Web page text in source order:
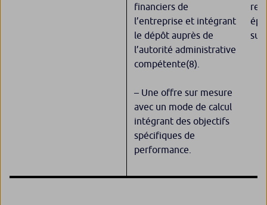
financiers de
l’entreprise et intégrant
le dépôt auprès de
l’autorité administrative
compétente(8)
– Une offre sur mesure
avec un mode de calcul
intégrant des objectifs
spécifiques de
performance.